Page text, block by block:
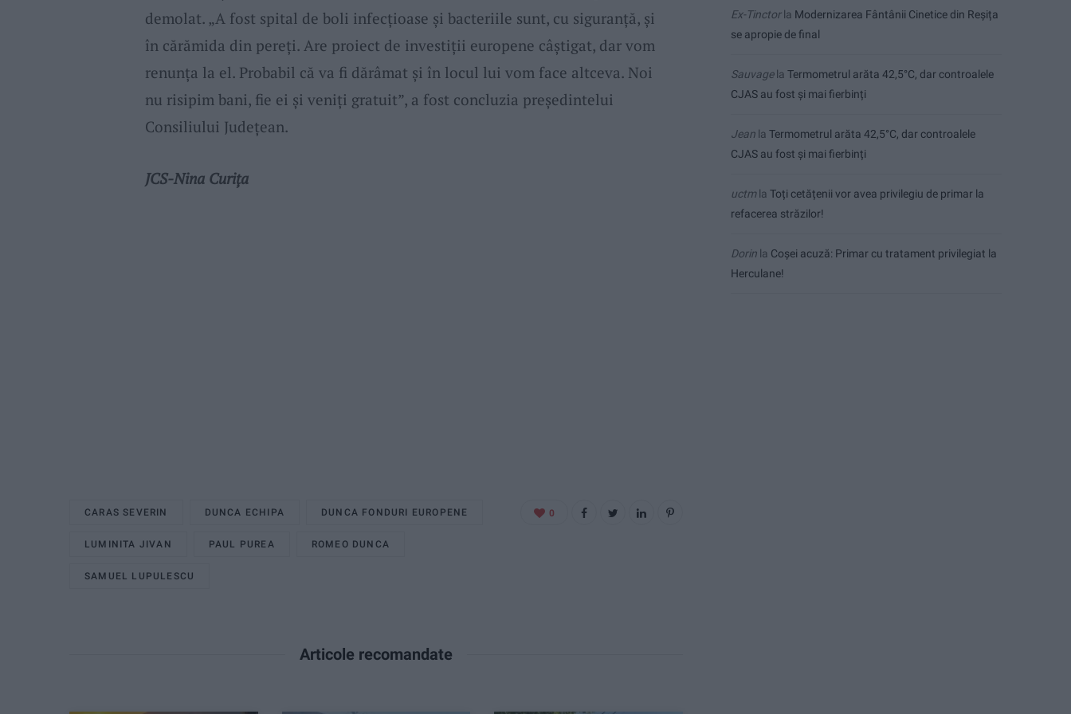
demolat. „A fost spital de boli infecțioase și bacteriile sunt, cu siguranță, și
în cărămida din pereți. Are proiect de investiții europene câștigat, dar vom
renunța la el. Probabil că va fi dărâmat și în locul lui vom face altceva. Noi
nu risipim bani, fie ei și veniți gratuit”, a fost concluzia președintelui
Consiliului Judeţean.
JCS-Nina Curița
CARAS SEVERIN DUNCA ECHIPA DUNCA FONDURI EUROPENE
LUMINITA JIVAN PAUL PUREA ROMEO DUNCA
SAMUEL LUPULESCU
0
Articole recomandate
Ex-Tinctorla Modernizarea Fântânii Cinetice din Reșița
se apropie de final
Sauvagela Termometrul arăta 42,5°C, dar controalele
CJAS au fost și mai fierbinți
Jean la Termometrul arăta 42,5°C, dar controalele
CJAS au fost și mai fierbinți
uctmla Toți cetățenii vor avea privilegiu de primar la
refacerea străzilor!
Dorin la Coșei acuză: Primar cu tratament privilegiat la
Herculane!